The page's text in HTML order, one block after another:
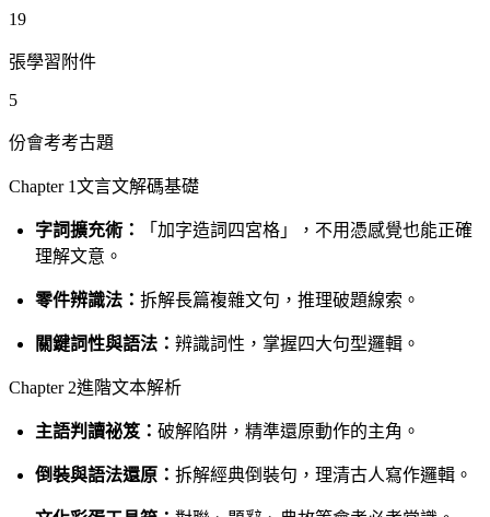
19
張學習附件
5
份會考考古題
Chapter 1文言文解碼基礎
字詞擴充術：
「加字造詞四宮格」，不用憑感覺也能正確
理解文意。
零件辨識法： 拆解長篇複雜文句，推理破題線索。
關鍵詞性與語法： 辨識詞性，掌握四大句型邏輯。
Chapter 2進階文本解析
主語判讀祕笈： 破解陷阱，精準還原動作的主角。
倒裝與語法還原： 拆解經典倒裝句，理清古人寫作邏輯。